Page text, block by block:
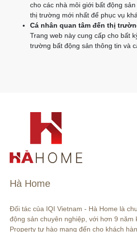
cho các nhà môi giới bất động
thị trường mới nhất để phục vụ
Cá nhân quan tâm đến thị
Trang web này cung cấp cho bất
trường bất động sản thông tin và
Hà Home
Đối tác của IQI Vietnam - Hà Home là
động sản chuyên nghiệp, với hơn 9 năm
Property tự hào mang đến cho khách